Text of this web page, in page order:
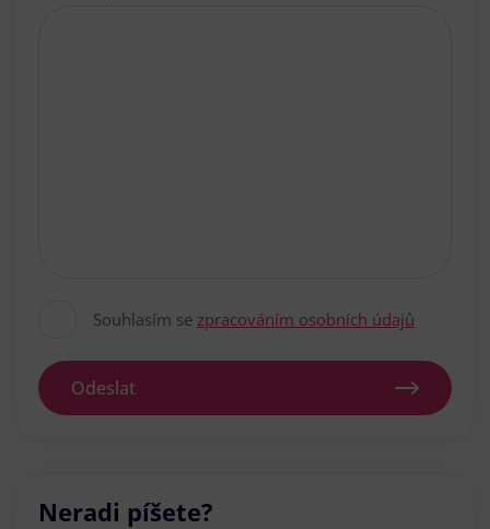
Souhlasím se zpracováním osobních údajů
Odeslat
Neradi píšete?